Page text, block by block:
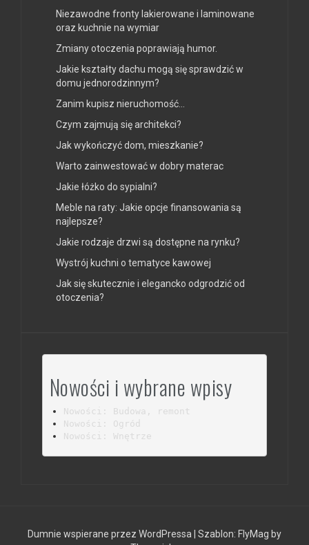
Niezawodne fronty lakierowane i laminowane
oraz kuchnie na wymiar
Zmiany otoczenia poprawiają humor.
Jakie kształty dachu mogą się sprawdzić w
domu jednorodzinnym?
Zanim kupisz nieruchomość…
Czym zajmują się architekci?
Jak wykończyć dom, mieszkanie?
Warto zainwestować w dobry materac
Jakie łóżko do sypialni?
Meble na raty: Jakie opcje finansowania są
najlepsze?
Jakie rodzaje drzwi są dostępne na rynku?
Wystrój kuchni o tematyce kawowej
Jak się skutecznie i elegancko odgrodzić od
otoczenia?
Nowości i wybrane wpisy
Nowości: Budowa, remont
Nowości: Ogród
Nowości: Wnętrze
Dumnie wspierane przez WordPressa Szablon: FlyMag by